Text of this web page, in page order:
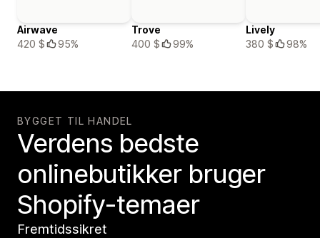
Airwave
420 $
95%
Trove
400 $
99%
Lively
380 $
98%
BYGGET TIL HANDEL
Verdens bedste
onlinebutikker bruger
Shopify-temaer
Fremtidssikret